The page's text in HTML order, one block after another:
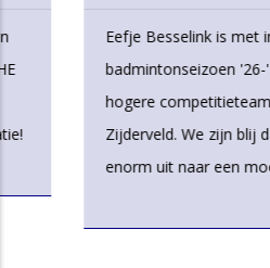
Eefje Besselink is met ingang
badmintonseizoen '26-'27 de
hogere competitieteams van
Zijderveld. We zijn blij dat Eefje
enorm uit naar een mooie